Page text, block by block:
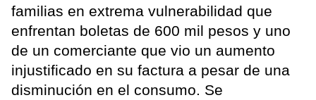
familias en extrema vulnerabilidad que
enfrentan boletas de 600 mil pesos y uno
de un comerciante que vio un aumento
injustificado en su factura a pesar de una
disminución en el consumo. Se